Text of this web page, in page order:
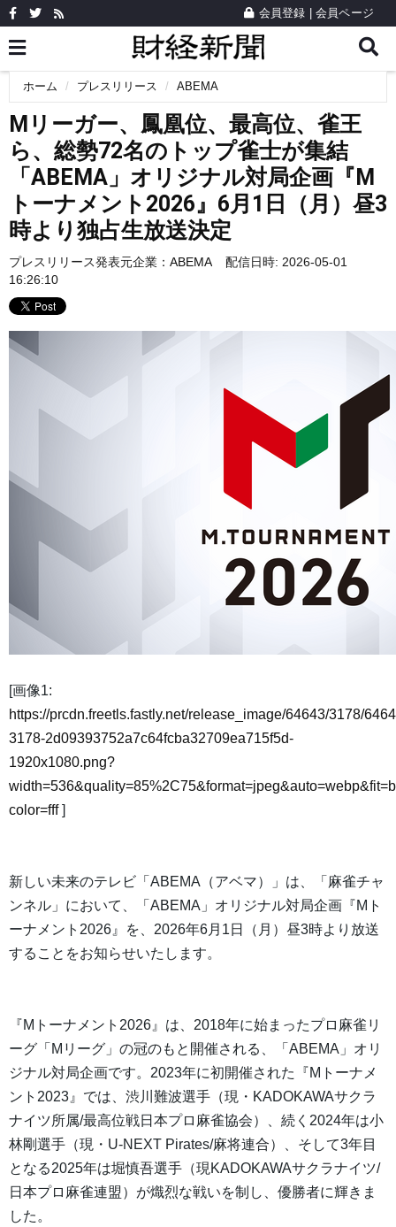
会員登録 会員ページ
ホーム プレスリリース ABEMA
Mリーガー、鳳凰位、最高位、雀王
ら、総勢72名のトップ雀士が集結
「ABEMA」オリジナル対局企画『M
トーナメント2026』6月1日（月）昼3
時より独占生放送決定
プレスリリース発表元企業： ABEMA
配信日時: 2026-05-01
16:26:10
[画像1:
https://prcdn.freetls.fastly.net/release_image/64643/3178/
3178-2d09393752a7c64fcba32709ea715f5d-
1920x1080.png?
color=fff]
新しい未来のテレビ「ABEMA（アベマ）」は、「麻雀チャ
ンネル」において、「ABEMA」オリジナル対局企画『Mト
ーナメント2026』を、2026年6月1日（月）昼3時より放送
することをお知らせいたします。
『Mトーナメント2026』は、2018年に始まったプロ麻雀リ
ーグ「Mリーグ」の冠のもと開催される、「ABEMA」オリ
ジナル対局企画です。2023年に初開催された『Mトーナメ
ント2023』では、渋川難波選手（現・KADOKAWAサクラ
ナイツ所属/最高位戦日本プロ麻雀協会）、続く2024年は小
林剛選手（現・U-NEXT Pirates/麻将連合）、そして3年目
となる2025年は堀慎吾選手（現KADOKAWAサクラナイツ/
日本プロ麻雀連盟）が熾烈な戦いを制し、優勝者に輝きま
した。